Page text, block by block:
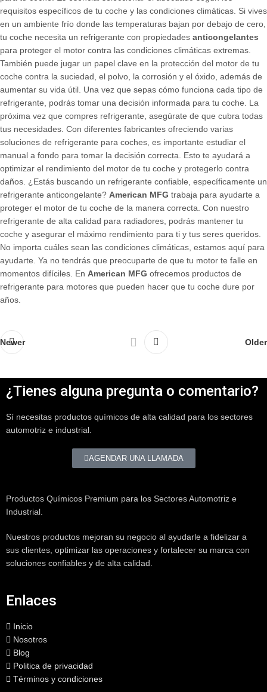
requisitos específicos de tu coche y las condiciones climáticas. Si vives
en un ambiente frío donde las temperaturas bajan por debajo de cero,
tu coche necesita un refrigerante con propiedades anticongelantes
para proteger el motor contra las condiciones climáticas extremas.
También puede jugar un papel clave en la protección del motor de tu
coche contra la suciedad, el polvo, la corrosión y el óxido, además de
aumentar su vida útil. Una vez que sepas cómo funciona cada tipo de
refrigerante, podrás tomar una decisión informada para tu coche. La
próxima vez que compres refrigerante, asegúrate de que cubra todas
tus necesidades. Con diferentes fabricantes ofreciendo varias
soluciones de refrigerante para coches, es importante estudiar el
manual a fondo para tomar la decisión correcta. Esto te ayudará a
optimizar el rendimiento del motor de tu coche y protegerlo contra
daños. ¿Estás buscando un refrigerante confiable, específicamente un
refrigerante anticongelante? American MFG trabaja para ayudarte a
proteger el motor de tu coche de la manera correcta. Con nuestro
refrigerante de alta calidad para radiadores, podrás mantener tu
coche y asegurar el máximo rendimiento para ti y tus seres queridos.
No importa cuáles sean las condiciones climáticas, estamos aquí para
ayudarte. Ya no tendrás que preocuparte de que tu motor te falle en
momentos difíciles. En American MFG ofrecemos productos de
refrigerante para motores que pueden hacer que tu coche dure por
años.
Newer Older
¿Tienes alguna pregunta o comentario?
Sí necesitas productos químicos de alta calidad para los sectores
automotriz e industrial.
AGENDAR UNA LLAMADA
Productos Químicos Premium para los Sectores Automotriz e
Industrial.
Nuestros productos mejoran su negocio al ayudarle a fidelizar a
sus clientes, optimizar las operaciones y fortalecer su marca con
soluciones confiables y de alta calidad.
Enlaces
Inicio
Nosotros
Blog
Politica de privacidad
Términos y condiciones